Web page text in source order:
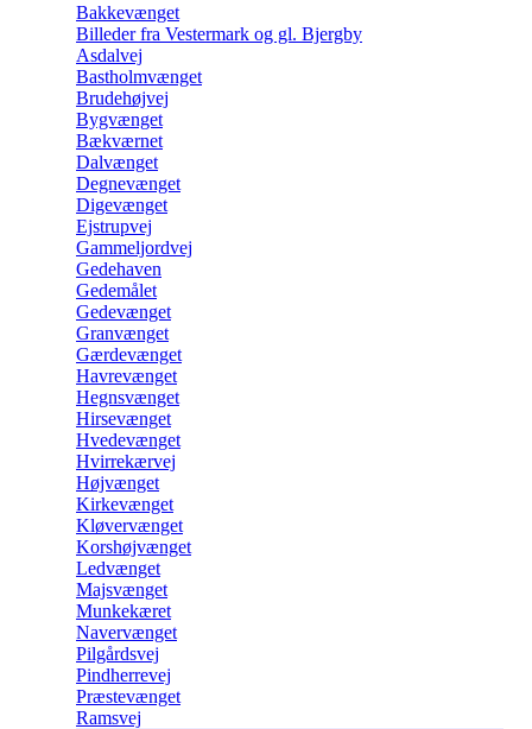
Bakkevænget
Billeder fra Vestermark og gl. Bjergby
Asdalvej
Bastholmvænget
Brudehøjvej
Bygvænget
Bækværnet
Dalvænget
Degnevænget
Digevænget
Ejstrupvej
Gammeljordvej
Gedehaven
Gedemålet
Gedevænget
Granvænget
Gærdevænget
Havrevænget
Hegnsvænget
Hirsevænget
Hvedevænget
Hvirrekærvej
Højvænget
Kirkevænget
Kløvervænget
Korshøjvænget
Ledvænget
Majsvænget
Munkekæret
Navervænget
Pilgårdsvej
Pindherrevej
Præstevænget
Ramsvej